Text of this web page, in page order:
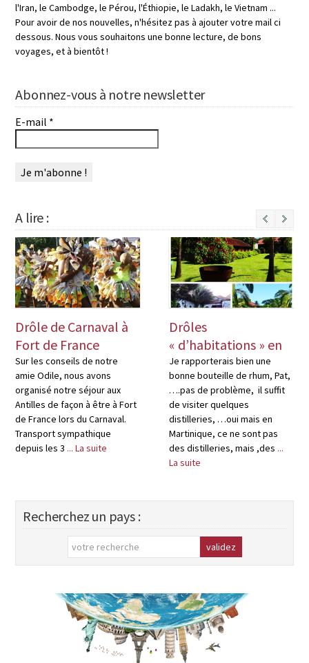
l'Iran, le Cambodge, le Pérou, l'Éthiopie, le Ladakh, le Vietnam ...
Pour avoir de nos nouvelles, n'hésitez pas à ajouter votre mail ci
dessous. Nous vous souhaitons une bonne lecture, de bons
voyages, et à bientôt !
Abonnez-vous à notre newsletter
E-mail *
A lire :
Drôle de Carnaval à
Fort de France
Sur les conseils de notre
amie Odile, nous avons
organisé notre séjour aux
Antilles de façon à être à Fort
de France lors du Carnaval.
Transport sympathique
depuis les 3 ... La suite
Drôles
« d’habitations » en
Martinique
Je rapporterais bien une
bonne bouteille de rhum, Pat,
….pas de problème, il suffit
de visiter quelques
distilleries, …oui mais en
Martinique, ce ne sont pas
des distilleries, mais ,des ...
La suite
Next
Recherchez un pays :